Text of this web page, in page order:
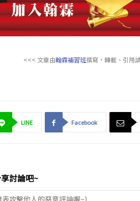
<<< 文章由翰霖補習班撰寫，轉載、引用
LINE Facebook
討論吧~